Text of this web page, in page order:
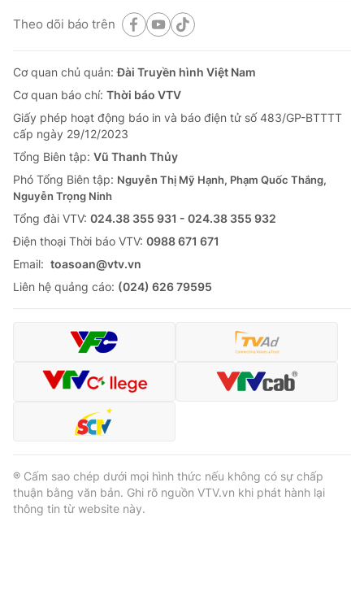
Theo dõi báo trên
Cơ quan chủ quản:Đài Truyền hình Việt Nam
Cơ quan báo chí: Thời báo VTV
Giấy phép hoạt động báo in và báo điện tử số 483/GP-BTTTT
cấp ngày 29/12/2023
Tổng Biên tập: Vũ Thanh Thủy
Phó Tổng Biên tập: Nguyễn Thị Mỹ Hạnh, Phạm Quốc Thắng,
Nguyễn Trọng Ninh
Tổng đài VTV: 024.38 355 931 - 024.38 355 932
Ðiện thoại Thời báo VTV: 0988 671 671
Email: toasoan@vtv.vn
Liên hệ quảng cáo: (024) 626 79595
® Cấm sao chép dưới mọi hình thức nếu không có sự chấp
thuận bằng văn bản. Ghi rõ nguồn VTV.vn khi phát hành lại
thông tin từ website này.